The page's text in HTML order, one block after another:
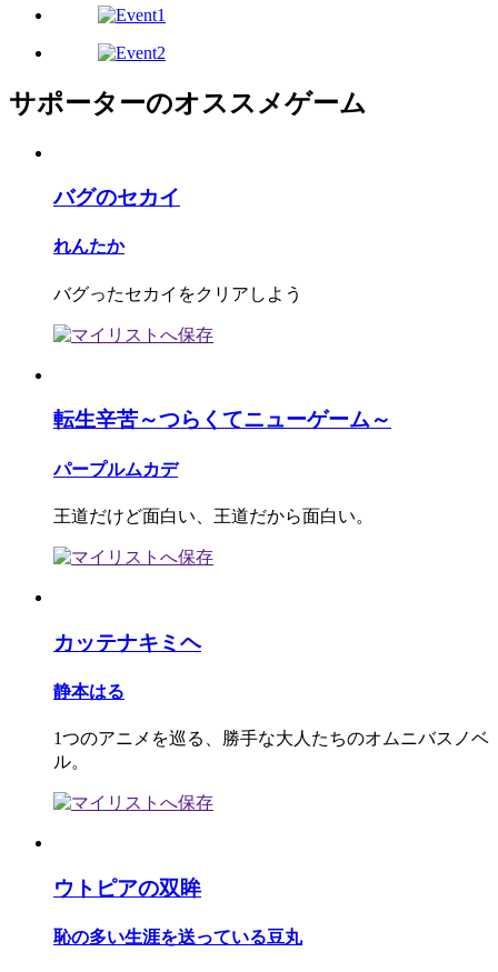
サポーターのオススメゲーム
バグのセカイ
れんたか
バグったセカイをクリアしよう
転生辛苦～つらくてニューゲーム～
パープルムカデ
王道だけど面白い、王道だから面白い。
カッテナキミヘ
静本はる
1つのアニメを巡る、勝手な大人たちのオムニバスノベ
ル。
ウトピアの双眸
恥の多い生涯を送っている豆丸